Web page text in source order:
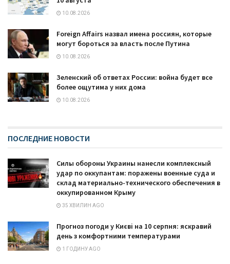
10.08.2026
Foreign Affairs назвал имена россиян, которые
могут бороться за власть после Путина
10.08.2026
Зеленский об ответах России: война будет все
более ощутима у них дома
10.08.2026
ПОСЛЕДНИЕ НОВОСТИ
Силы обороны Украины нанесли комплексный
удар по оккупантам: поражены военные суда и
склад материально-технического обеспечения в
оккупированном Крыму
35 ХВИЛИН AGO
Прогноз погоди у Києві на 10 серпня: яскравий
день з комфортними температурами
1 ГОДИНУ AGO